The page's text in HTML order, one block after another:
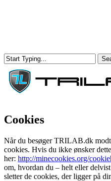
Close
Search
Cookies
Når du besøger TRILAB.dk
cookies. Hvis du ikke ønsker
her: http://minecookies.org/
om, hvordan du – helt eller
sletter de cookies, der ligger på